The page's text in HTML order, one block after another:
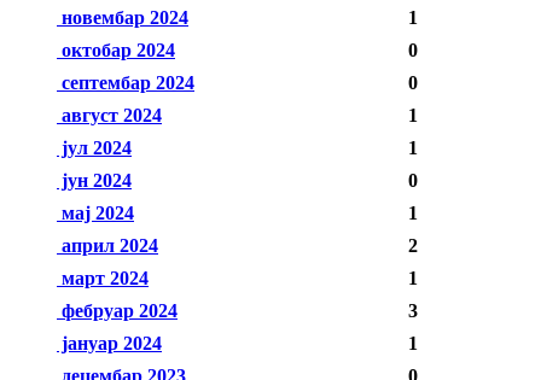
новембар 2024
1
октобар 2024
0
септембар 2024
0
август 2024
1
јул 2024
1
јун 2024
0
мај 2024
1
април 2024
2
март 2024
1
фебруар 2024
3
јануар 2024
1
децембар 2023
0